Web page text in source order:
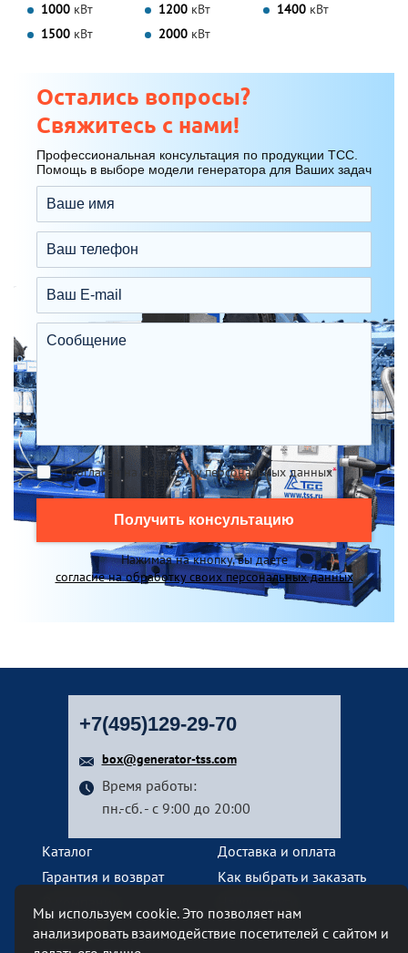
1000 кВт 1200 кВт 1400 кВт
1500 кВт 2000 кВт
Остались вопросы?
Свяжитесь с нами!
Профессиональная консультация по продукции ТСС.
Помощь в выборе модели генератора для Ваших задач
Я согласен на обработку персональных данных*
Получить консультацию
Нажимая на кнопку, вы даете
согласие на обработку своих персональных данных
+7(495)129-29-70
box@generator-tss.com
Время работы:
пн.-сб. - с 9:00 до 20:00
Каталог
Доставка и оплата
Гарантия и возврат
Как выбрать и заказать
Контакты
Мы используем cookie. Это позволяет нам
анализировать взаимодействие посетителей с сайтом и